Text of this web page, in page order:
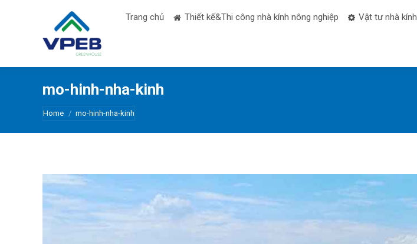
Trang chủ Thiết kế&Thi công nhà kính nông nghiệp Vật tư nhà kính
mo-hinh-nha-kinh
You are here:
Home mo-hinh-nha-kinh